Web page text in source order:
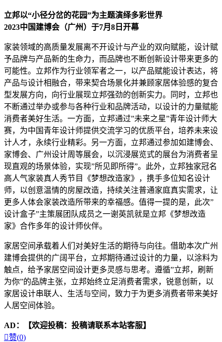
立邦以“小径分岔的花园”为主题演绎多彩世界
2023中国建博会（广州）于7月8日开幕
家装领域的高质量发展离不开设计与产业的双向赋能，设计赋
予品牌与产品新的生命力，而品牌也不断创新设计带来更多的
可能性。立邦作为行业领军者之一，以产品赋能设计表达，将
产品与设计相融合，带来契合场景化并兼顾家居体验感的复合
型发展方向，向行业展现立邦强劲的创新实力。同时，立邦也
不断通过举办或参与各种行业和品牌活动，以设计的力量赋能
消费者美好生活。一方面，立邦通过”未来之星”青年设计师大
赛，为中国青年设计师提供交流学习的优质平台，培养未来设
计人才，永续行业精彩。另一方面，立邦通过参加如建博会、
家博会、广州设计周等展会，以沉浸展览式的展台为消费者呈
现直观的场景体验，实现”所见即所得”。此外，立邦独家冠名
高人气家装真人秀节目《梦想改造家》，携手多位知名设计
师，以创意温情的房屋改造，持续关注普通家庭真实需求，让
更多人体会家装改造所带来的幸福感。值得一提的是，此次”
设计盒子”主策展团队成员之一谢英凯就是立邦《梦想改造
家》合作多年的设计师伙伴。
家居空间承载着人们对美好生活的期待与向往。借助本次广州
建博会提供的广阔平台，立邦期待通过设计的力量，以涂料为
触点，给予家居空间设计更多灵感与思考。遵循”立邦，刷新
为你”的品牌主张，立邦始终立足消费者需求，锐意创新，以
家居设计串联人、生活与空间，致力于为更多消费者带来美好
人居空间体验。
AD：
【欢迎投稿：投稿请联系本站客服】
赞(0)